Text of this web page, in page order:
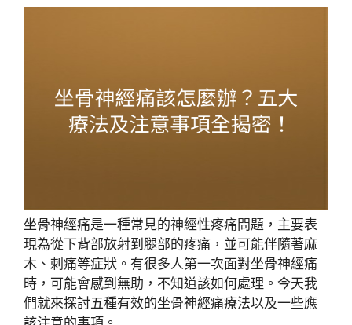
坐骨神經痛是一種常見的神經性疼痛問題，主要表
現為從下背部放射到腿部的疼痛，並可能伴隨著麻
木、刺痛等症狀。有很多人第一次面對坐骨神經痛
時，可能會感到無助，不知道該如何處理。今天我
們就來探討五種有效的坐骨神經痛療法以及一些應